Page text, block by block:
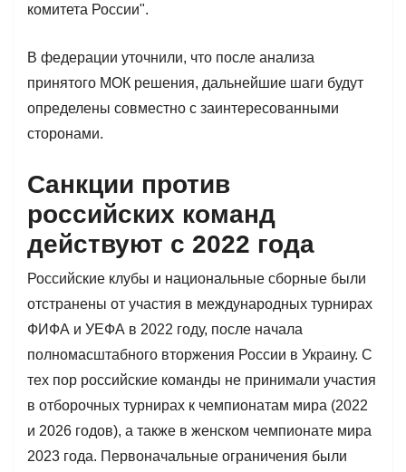
комитета России".
В федерации уточнили, что после анализа
принятого МОК решения, дальнейшие шаги будут
определены совместно с заинтересованными
сторонами.
Санкции против
российских команд
действуют с 2022 года
Российские клубы и национальные сборные были
отстранены от участия в международных турнирах
ФИФА и УЕФА в 2022 году, после начала
полномасштабного вторжения России в Украину. С
тех пор российские команды не принимали участия
в отборочных турнирах к чемпионатам мира (2022
и 2026 годов), а также в женском чемпионате мира
2023 года. Первоначальные ограничения были